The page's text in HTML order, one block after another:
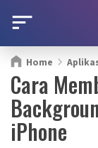
Home
Cara
iPhone